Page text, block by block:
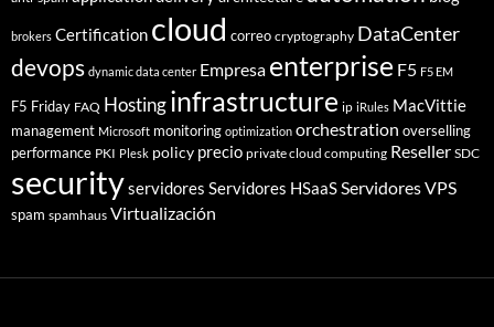
brokers Certification cloud correo cryptography DataCenter
devops dynamic data center Empresa enterprise F5 F5 EM
F5 Friday FAQ Hostinginfrastructure ip iRules MacVittie
management Microsoft monitoring optimization orchestration overselling
performance PKI Plesk policy precio private cloud computing Reseller SDC
securityservidores Servidores HSaaSServidores VPS
spam spamhaus Virtualización